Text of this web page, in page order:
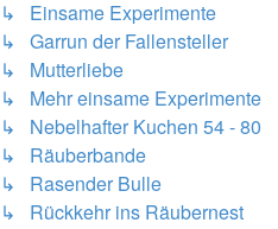
↳ Einsame Experimente
↳ Garrun der Fallensteller
↳ Mutterliebe
↳ Mehr einsame Experimente
↳ Nebelhafter Kuchen 54 - 80
↳ Räuberbande
↳ Rasender Bulle
↳ Rückkehr ins Räubernest